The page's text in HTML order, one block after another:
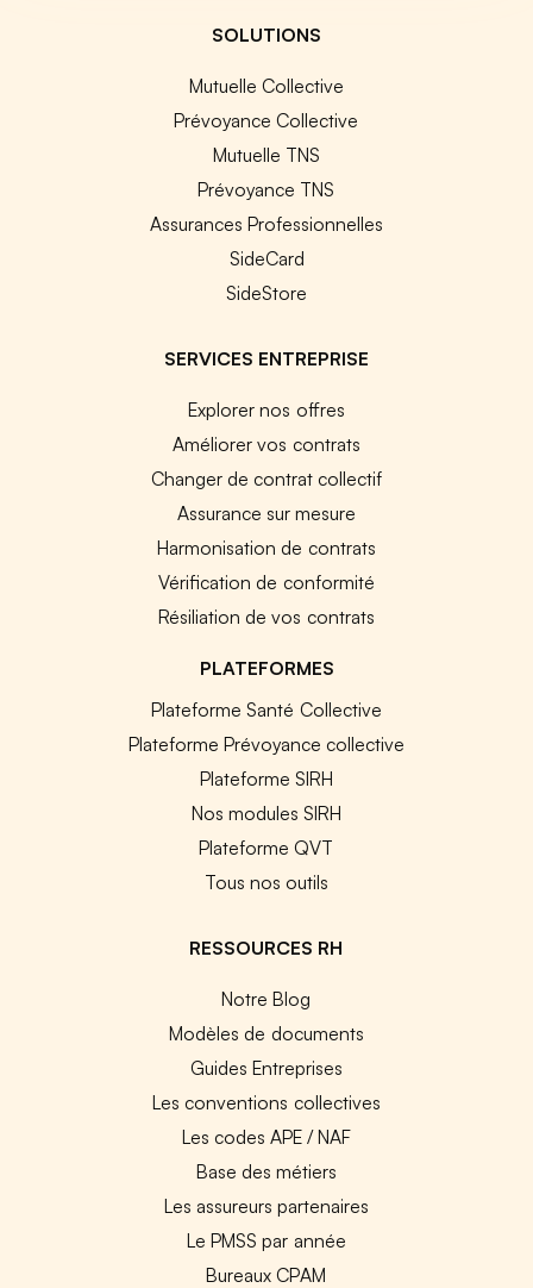
SOLUTIONS
Mutuelle Collective
Prévoyance Collective
Mutuelle TNS
Prévoyance TNS
Assurances Professionnelles
SideCard
SideStore
SERVICES ENTREPRISE
Explorer nos offres
Améliorer vos contrats
Changer de contrat collectif
Assurance sur mesure
Harmonisation de contrats
Vérification de conformité
Résiliation de vos contrats
PLATEFORMES
Plateforme Santé Collective
Plateforme Prévoyance collective
Plateforme SIRH
Nos modules SIRH
Plateforme QVT
Tous nos outils
RESSOURCES RH
Notre Blog
Modèles de documents
Guides Entreprises
Les conventions collectives
Les codes APE / NAF
Base des métiers
Les assureurs partenaires
Le PMSS par année
Bureaux CPAM